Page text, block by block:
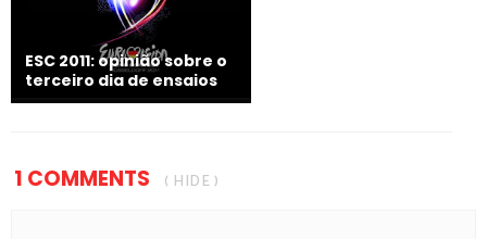
ESC 2011: opinião sobre o
terceiro dia de ensaios
1 COMMENTS ( HIDE )